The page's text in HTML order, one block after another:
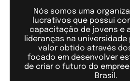
Nós somos uma
lucrativos que possui
capacitação de jovens e
lideranças na universidade
valor obtido através
focado em desenvolver
de criar o futuro do
Brasil.